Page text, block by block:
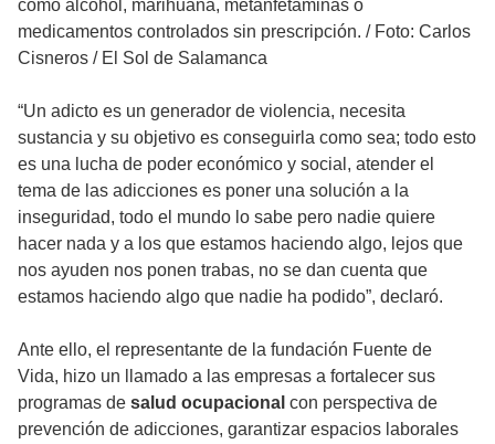
como alcohol, marihuana, metanfetaminas o
medicamentos controlados sin prescripción. / Foto: Carlos
Cisneros / El Sol de Salamanca
“Un adicto es un generador de violencia, necesita
sustancia y su objetivo es conseguirla como sea; todo esto
es una lucha de poder económico y social, atender el
tema de las adicciones es poner una solución a la
inseguridad, todo el mundo lo sabe pero nadie quiere
hacer nada y a los que estamos haciendo algo, lejos que
nos ayuden nos ponen trabas, no se dan cuenta que
estamos haciendo algo que nadie ha podido”, declaró.
Ante ello, el representante de la fundación Fuente de
Vida, hizo un llamado a las empresas a fortalecer sus
programas de salud ocupacional con perspectiva de
prevención de adicciones, garantizar espacios laborales